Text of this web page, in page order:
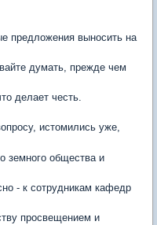
предложения выносить на
думать, прежде чем
делает честь.
истомились уже,
земного общества и
- к сотрудникам кафедр
просвещением и